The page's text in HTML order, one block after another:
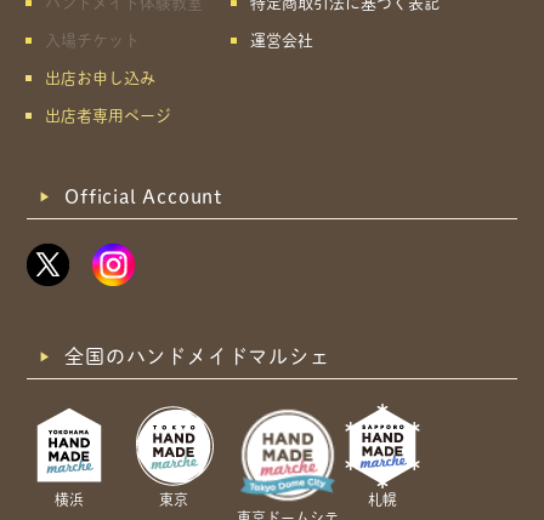
ハンドメイド体験教室
入場チケット
出店お申し込み
出店者専用ページ
特定商取引法に基づく表記
運営会社
Official Account
全国のハンドメイドマルシェ
横浜
東京
札幌